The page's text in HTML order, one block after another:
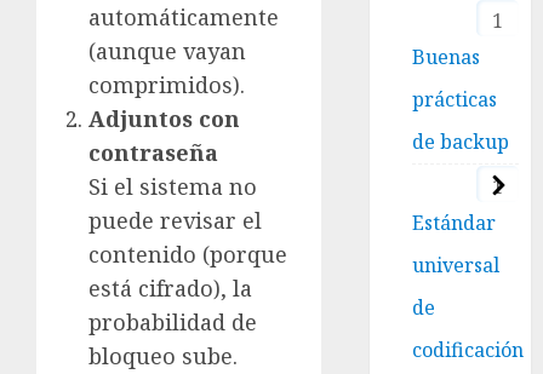
automáticamente
(aunque vayan
comprimidos).
Adjuntos con
contraseña
Si el sistema no
puede revisar el
contenido (porque
está cifrado), la
probabilidad de
bloqueo sube.
1
Buenas
prácticas
de backup
1
Estándar
universal
de
codificación